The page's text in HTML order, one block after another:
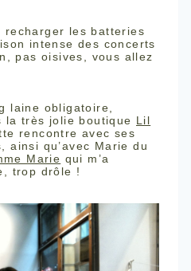
recharger les batteries
intense des concerts
pas oisives, vous allez
laine obligatoire,
la très jolie boutique Lil
rencontre avec ses
ainsi qu’avec Marie du
Marie qui m’a
trop drôle !